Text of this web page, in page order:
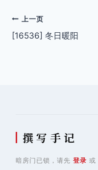
文
章
上一页
[16536] 冬日暖阳
撰 写 手 记
暗房门已锁，请先 登录 或